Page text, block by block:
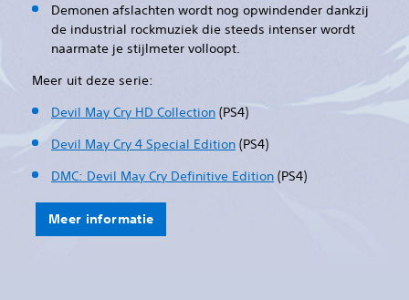
Demonen afslachten wordt nog opwindender dankzij
de industrial rockmuziek die steeds intenser wordt
naarmate je stijlmeter volloopt.
Meer uit deze serie:
Devil May Cry HD Collection (PS4)
Devil May Cry 4 Special Edition (PS4)
DMC: Devil May Cry Definitive Edition (PS4)
Meer informatie